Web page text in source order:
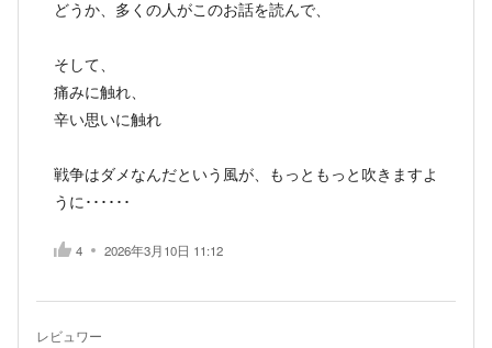
どうか、多くの人がこのお話を読んで、
そして、
痛みに触れ、
辛い思いに触れ
戦争はダメなんだという風が、もっともっと吹きますよ
うに･･････
4 2026年3月10日 11:12
レビュワー